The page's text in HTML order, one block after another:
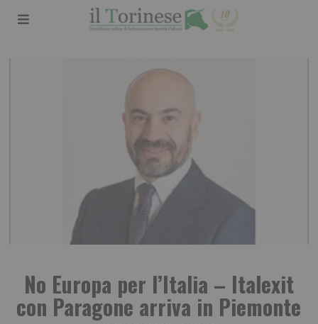
No Europa per l’Italia – Italexit
con Paragone arriva in Piemonte